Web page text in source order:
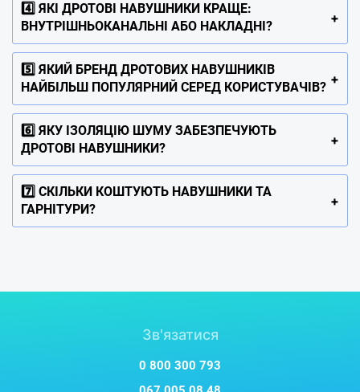
4️⃣ ЯКІ ДРОТОВІ НАВУШНИКИ КРАЩЕ:
ВНУТРІШНЬОКАНАЛЬНІ АБО НАКЛАДНІ?
5️⃣ ЯКИЙ БРЕНД ДРОТОВИХ НАВУШНИКІВ
НАЙБІЛЬШ ПОПУЛЯРНИЙ СЕРЕД КОРИСТУВАЧІВ?
6️⃣ ЯКУ ІЗОЛЯЦІЮ ШУМУ ЗАБЕЗПЕЧУЮТЬ
ДРОТОВІ НАВУШНИКИ?
7️⃣ СКІЛЬКИ КОШТУЮТЬ НАВУШНИКИ ТА
ГАРНІТУРИ?
Зв'язатися
0 800 300 793